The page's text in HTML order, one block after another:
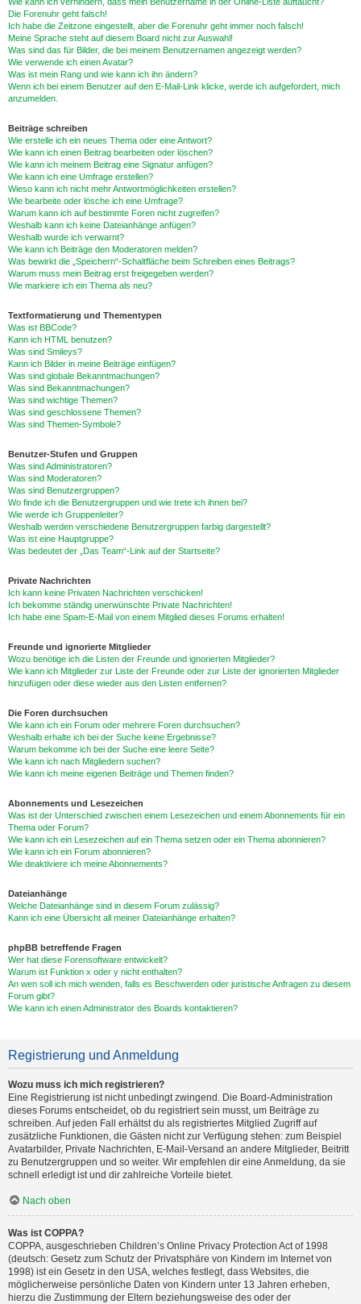
Die Forenuhr geht falsch!
Ich habe die Zeitzone eingestellt, aber die Forenuhr geht immer noch falsch!
Meine Sprache steht auf diesem Board nicht zur Auswahl!
Was sind das für Bilder, die bei meinem Benutzernamen angezeigt werden?
Wie verwende ich einen Avatar?
Was ist mein Rang und wie kann ich ihn ändern?
Wenn ich bei einem Benutzer auf den E-Mail-Link klicke, werde ich aufgefordert, mich
anzumelden.
Beiträge schreiben
Wie erstelle ich ein neues Thema oder eine Antwort?
Wie kann ich einen Beitrag bearbeiten oder löschen?
Wie kann ich meinem Beitrag eine Signatur anfügen?
Wie kann ich eine Umfrage erstellen?
Wieso kann ich nicht mehr Antwortmöglichkeiten erstellen?
Wie bearbeite oder lösche ich eine Umfrage?
Warum kann ich auf bestimmte Foren nicht zugreifen?
Weshalb kann ich keine Dateianhänge anfügen?
Weshalb wurde ich verwarnt?
Wie kann ich Beiträge den Moderatoren melden?
Was bewirkt die „Speichern“-Schaltfläche beim Schreiben eines Beitrags?
Warum muss mein Beitrag erst freigegeben werden?
Wie markiere ich ein Thema als neu?
Textformatierung und Thementypen
Was ist BBCode?
Kann ich HTML benutzen?
Was sind Smileys?
Kann ich Bilder in meine Beiträge einfügen?
Was sind globale Bekanntmachungen?
Was sind Bekanntmachungen?
Was sind wichtige Themen?
Was sind geschlossene Themen?
Was sind Themen-Symbole?
Benutzer-Stufen und Gruppen
Was sind Administratoren?
Was sind Moderatoren?
Was sind Benutzergruppen?
Wo finde ich die Benutzergruppen und wie trete ich ihnen bei?
Wie werde ich Gruppenleiter?
Weshalb werden verschiedene Benutzergruppen farbig dargestellt?
Was ist eine Hauptgruppe?
Was bedeutet der „Das Team“-Link auf der Startseite?
Private Nachrichten
Ich kann keine Privaten Nachrichten verschicken!
Ich bekomme ständig unerwünschte Private Nachrichten!
Ich habe eine Spam-E-Mail von einem Mitglied dieses Forums erhalten!
Freunde und ignorierte Mitglieder
Wozu benötige ich die Listen der Freunde und ignorierten Mitglieder?
Wie kann ich Mitglieder zur Liste der Freunde oder zur Liste der ignorierten Mitglieder
hinzufügen oder diese wieder aus den Listen entfernen?
Die Foren durchsuchen
Wie kann ich ein Forum oder mehrere Foren durchsuchen?
Weshalb erhalte ich bei der Suche keine Ergebnisse?
Warum bekomme ich bei der Suche eine leere Seite?
Wie kann ich nach Mitgliedern suchen?
Wie kann ich meine eigenen Beiträge und Themen finden?
Abonnements und Lesezeichen
Was ist der Unterschied zwischen einem Lesezeichen und einem Abonnements für ein
Thema oder Forum?
Wie kann ich ein Lesezeichen auf ein Thema setzen oder ein Thema abonnieren?
Wie kann ich ein Forum abonnieren?
Wie deaktiviere ich meine Abonnements?
Dateianhänge
Welche Dateianhänge sind in diesem Forum zulässig?
Kann ich eine Übersicht all meiner Dateianhänge erhalten?
phpBB betreffende Fragen
Wer hat diese Forensoftware entwickelt?
Warum ist Funktion x oder y nicht enthalten?
An wen soll ich mich wenden, falls es Beschwerden oder juristische Anfragen zu diesem
Forum gibt?
Wie kann ich einen Administrator des Boards kontaktieren?
Registrierung und Anmeldung
Wozu muss ich mich registrieren?
Eine Registrierung ist nicht unbedingt zwingend. Die Board-Administration
dieses Forums entscheidet, ob du registriert sein musst, um Beiträge zu
schreiben. Auf jeden Fall erhältst du als registriertes Mitglied Zugriff auf
zusätzliche Funktionen, die Gästen nicht zur Verfügung stehen: zum Beispiel
Avatarbilder, Private Nachrichten, E-Mail-Versand an andere Mitglieder, Beitritt
zu Benutzergruppen und so weiter. Wir empfehlen dir eine Anmeldung, da sie
schnell erledigt ist und dir zahlreiche Vorteile bietet.
Nach oben
Was ist COPPA?
COPPA, ausgeschrieben Children’s Online Privacy Protection Act of 1998
(deutsch: Gesetz zum Schutz der Privatsphäre von Kindern im Internet von
1998) ist ein Gesetz in den USA, welches festlegt, dass Websites, die
möglicherweise persönliche Daten von Kindern unter 13 Jahren erheben,
hierzu die Zustimmung der Eltern beziehungsweise des oder der